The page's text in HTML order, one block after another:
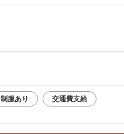
制服あり 交通費支給